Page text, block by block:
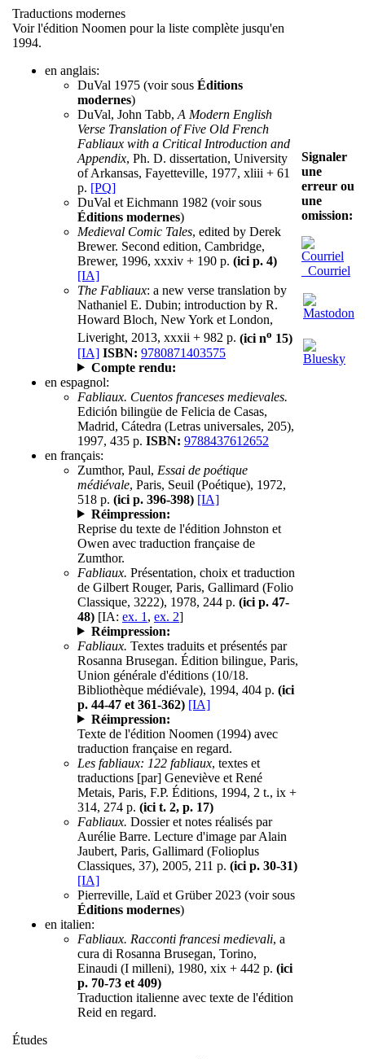
Traductions modernes
Voir l'édition Noomen pour la liste complète jusqu'en
1994.
en anglais:
DuVal 1975 (voir sous Éditions
modernes)
DuVal, John Tabb, A Modern English
Verse Translation of Five Old French
Fabliaux with a Critical Introduction and
Appendix, Ph. D. dissertation, University
of Arkansas, Fayetteville, 1977, xliii + 61
p. [PQ]
DuVal et Eichmann 1982 (voir sous
Éditions modernes)
Medieval Comic Tales, edited by Derek
Brewer. Second edition, Cambridge,
Brewer, 1996, xxxiv + 190 p. (ici p. 4)
[IA]
The Fabliaux: a new verse translation by
Nathaniel E. Dubin; introduction by R.
Howard Bloch, New York et London,
Liveright, 2013, xxxii + 982 p. (ici no 15)
[IA] ISBN: 9780871403575
Compte rendu:
en espagnol:
Fabliaux. Cuentos franceses medievales.
Edición bilingüe de Felicia de Casas,
Madrid, Cátedra (Letras universales, 205),
1997, 435 p. ISBN: 9788437612652
en français:
Zumthor, Paul, Essai de poétique
médiévale, Paris, Seuil (Poétique), 1972,
518 p. (ici p. 396-398) [IA]
Réimpression:
Reprise du texte de l'édition Johnston et
Owen avec traduction française de
Zumthor.
Fabliaux. Présentation, choix et traduction
de Gilbert Rouger, Paris, Gallimard (Folio
Classique, 3222), 1978, 244 p. (ici p. 47-
48) [IA: ex. 1 , ex. 2]
Réimpression:
Fabliaux. Textes traduits et présentés par
Rosanna Brusegan. Édition bilingue, Paris,
Union générale d'éditions (10/18.
Bibliothèque médiévale), 1994, 404 p. (ici
p. 44-47 et 361-362) [IA]
Réimpression:
Texte de l'édition Noomen (1994) avec
traduction française en regard.
Les fabliaux: 122 fabliaux, textes et
traductions [par] Geneviève et René
Metais, Paris, F.P. Éditions, 1994, 2 t., ix +
314, 274 p. (ici t. 2, p. 17)
Fabliaux. Dossier et notes réalisés par
Aurélie Barre. Lecture d'image par Alain
Jaubert, Paris, Gallimard (Folioplus
Classiques, 37), 2005, 211 p. (ici p. 30-31)
[IA]
Pierreville, Laïd et Grüber 2023 (voir sous
Éditions modernes)
en italien:
Fabliaux. Racconti francesi medievali, a
cura di Rosanna Brusegan, Torino,
Einaudi (I milleni), 1980, xix + 442 p. (ici
p. 70-73 et 409)
Traduction italienne avec texte de l'édition
Reid en regard.
Études
Signaler
une
erreur ou
une
omission:
Courriel